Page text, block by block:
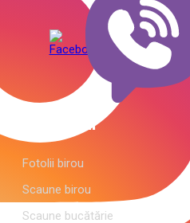
Categorii
Fotolii birou
Scaune birou
Scaune bucătărie